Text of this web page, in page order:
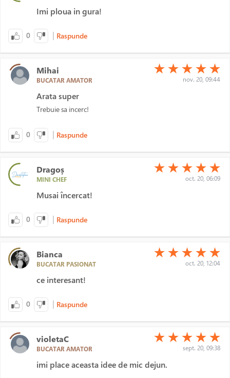
Imi ploua in gura!
0 | Raspunde
Mihai
BUCATAR AMATOR
(*)
★ (*)
★ (*)
★ (*)
★ (*)
★
nov. 20, 09:44
Arata super
Trebuie sa incerc!
0 | Raspunde
Dragoș
MINI CHEF
(*)
★ (*)
★ (*)
★ (*)
★ (*)
★
oct. 20, 06:09
Musai încercat!
0 | Raspunde
Bianca
BUCATAR PASIONAT
(*)
★ (*)
★ (*)
★ (*)
★ (*)
★
oct. 20, 12:04
ce interesant!
0 | Raspunde
violetaC
BUCATAR AMATOR
(*)
★ (*)
★ (*)
★ (*)
★ (*)
★
sept. 20, 09:38
imi place aceasta idee de mic dejun.